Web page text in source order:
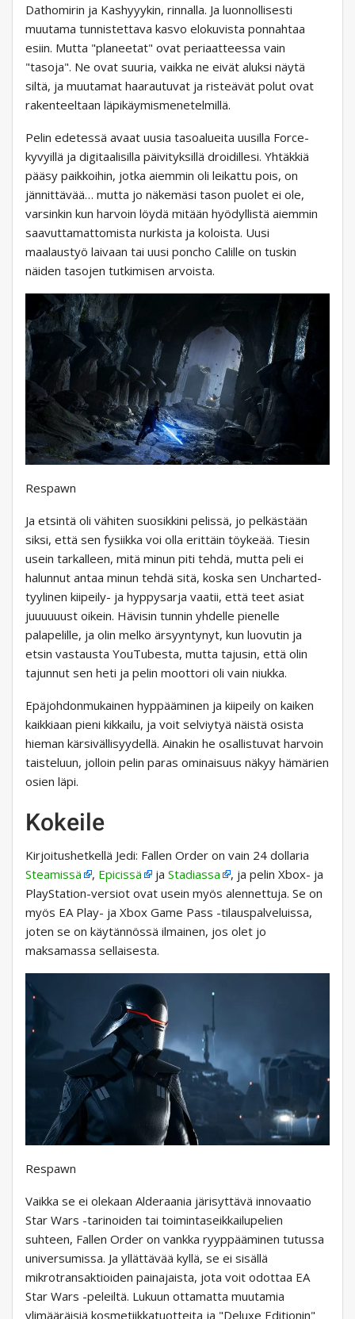
Dathomirin ja Kashyyykin, rinnalla. Ja luonnollisesti
muutama tunnistettava kasvo elokuvista ponnahtaa
esiin. Mutta "planeetat" ovat periaatteessa vain
"tasoja". Ne ovat suuria, vaikka ne eivät aluksi näytä
siltä, ​​ja muutamat haarautuvat ja risteävät polut ovat
rakenteeltaan läpikäymismenetelmillä.
Pelin edetessä avaat uusia tasoalueita uusilla Force-
kyvyillä ja digitaalisilla päivityksillä droidillesi. Yhtäkkiä
pääsy paikkoihin, jotka aiemmin oli leikattu pois, on
jännittävää… mutta jo näkemäsi tason puolet ei ole,
varsinkin kun harvoin löydä mitään hyödyllistä aiemmin
saavuttamattomista nurkista ja koloista. Uusi
maalaustyö laivaan tai uusi poncho Calille on tuskin
näiden tasojen tutkimisen arvoista.
Respawn
Ja etsintä oli vähiten suosikkini pelissä, jo pelkästään
siksi, että sen fysiikka voi olla erittäin töykeää. Tiesin
usein tarkalleen, mitä minun piti tehdä, mutta peli ei
halunnut antaa minun tehdä sitä, koska sen Uncharted-
tyylinen kiipeily- ja hyppysarja vaatii, että teet asiat
juuuuuust oikein. Hävisin tunnin yhdelle pienelle
palapelille, ja olin melko ärsyyntynyt, kun luovutin ja
etsin vastausta YouTubesta, mutta tajusin, että olin
tajunnut sen heti ja pelin moottori oli vain niukka.
Epäjohdonmukainen hyppääminen ja kiipeily on kaiken
kaikkiaan pieni kikkailu, ja voit selviytyä näistä osista
hieman kärsivällisyydellä. Ainakin he osallistuvat harvoin
taisteluun, jolloin pelin paras ominaisuus näkyy hämärien
osien läpi.
Kokeile
Kirjoitushetkellä Jedi: Fallen Order on vain 24 dollaria
Steamissä
, Epicissä ja Stadiassa
, ja pelin Xbox- ja
PlayStation-versiot ovat usein myös alennettuja. Se on
myös EA Play- ja Xbox Game Pass -tilauspalveluissa,
joten se on käytännössä ilmainen, jos olet jo
maksamassa sellaisesta.
Respawn
Vaikka se ei olekaan Alderaania järisyttävä innovaatio
Star Wars -tarinoiden tai toimintaseikkailupelien
suhteen, Fallen Order on vankka ryyppääminen tutussa
universumissa. Ja yllättävää kyllä, se ei sisällä
mikrotransaktioiden painajaista, jota voit odottaa EA
Star Wars -peleiltä. Lukuun ottamatta muutamia
ylimääräisiä kosmetiikkatuotteita ja "Deluxe Editionin"